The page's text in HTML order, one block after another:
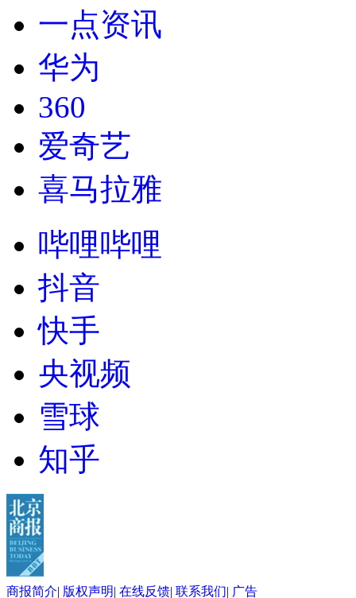
一点资讯
华为
360
爱奇艺
喜马拉雅
哔哩哔哩
抖音
快手
央视频
雪球
知乎
商报简介| 版权声明| 在线反馈| 联系我们| 广告